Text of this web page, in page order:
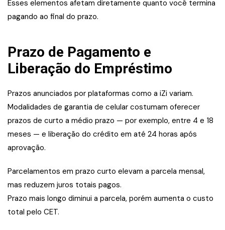
Esses elementos afetam diretamente quanto você termina
pagando ao final do prazo.
Prazo de Pagamento e
Liberação do Empréstimo
Prazos anunciados por plataformas como a iZi variam.
Modalidades de garantia de celular costumam oferecer
prazos de curto a médio prazo — por exemplo, entre 4 e 18
meses — e liberação do crédito em até 24 horas após
aprovação.
Parcelamentos em prazo curto elevam a parcela mensal,
mas reduzem juros totais pagos.
Prazo mais longo diminui a parcela, porém aumenta o custo
total pelo CET.